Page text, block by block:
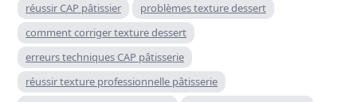
réussir CAP pâtissier
problèmes texture dessert
comment corriger texture dessert
erreurs techniques CAP pâtisserie
réussir texture professionnelle pâtisserie